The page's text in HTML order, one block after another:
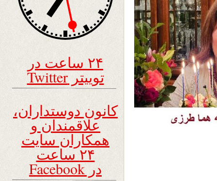
۲۴ ساعت در
توییتر Twitter
کانون دوستداران،
علاقمندان و
همکاران سایت
۲۴ ساعت
در Facebook